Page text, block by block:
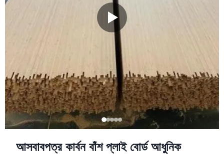
আসবাবপত্র কার্বন বাঁশ প্লাই বোর্ড আধুনিক